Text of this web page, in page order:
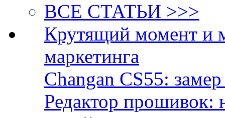
ВСЕ СТАТЬИ >>>
Крутящий момент и
маркетинга
Changan CS55:
Редактор прошивок: